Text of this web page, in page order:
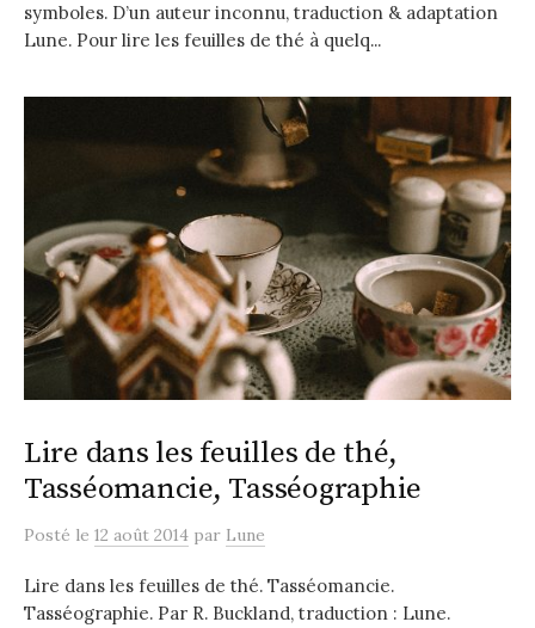
symboles. D’un auteur inconnu, traduction & adaptation
Lune. Pour lire les feuilles de thé à quelq...
Lire dans les feuilles de thé,
Tasséomancie, Tasséographie
Posté le 12 août 2014 par Lune
Lire dans les feuilles de thé. Tasséomancie.
Tasséographie. Par R. Buckland, traduction : Lune.